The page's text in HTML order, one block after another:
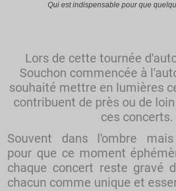
Qui est indispensable pour que
Lors de cette tournée
Souchon commencée à
souhaité mettre en lumières
contribuent de près ou de
ces concerts.
Souvent dans l'ombre mais
pour que ce moment
chaque concert reste gravé
chacun comme unique et